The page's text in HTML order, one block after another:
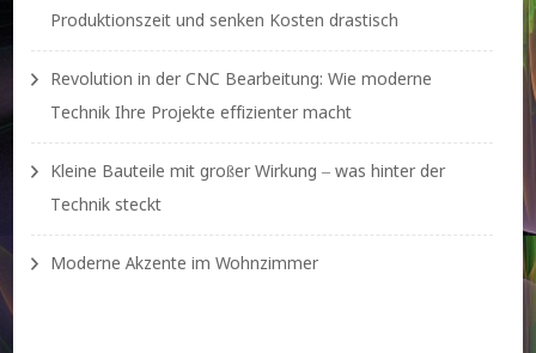
Produktionszeit und senken Kosten drastisch
Revolution in der CNC Bearbeitung: Wie moderne
Technik Ihre Projekte effizienter macht
Kleine Bauteile mit großer Wirkung – was hinter der
Technik steckt
Moderne Akzente im Wohnzimmer